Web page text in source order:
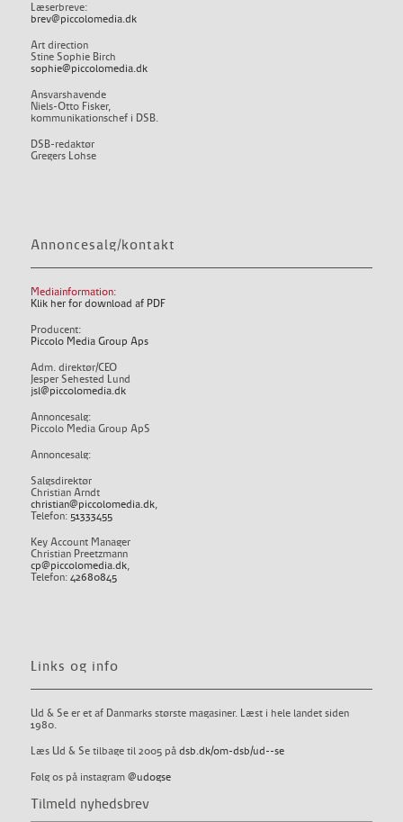
Læserbreve:
brev@piccolomedia.dk
Art direction
Stine Sophie Birch
sophie@piccolomedia.dk
Ansvarshavende
Niels-Otto Fisker,
kommunikationschef i DSB.
DSB-redaktør
Gregers Lohse
Annoncesalg/kontakt
Mediainformation:
Klik her for download af PDF
Producent:
Piccolo Media Group Aps
Adm. direktør/CEO
Jesper Sehested Lund
jsl@piccolomedia.dk
Annoncesalg:
Piccolo Media Group ApS
Annoncesalg:
Salgsdirektør
Christian Arndt
christian@piccolomedia.dk,
Telefon: 51333455
Key Account Manager
Christian Preetzmann
cp@piccolomedia.dk,
Telefon: 42680845
Links og info
Ud & Se er et af Danmarks største magasiner. Læst i hele landet siden
1980.
Læs Ud & Se tilbage til 2005 på dsb.dk/om-dsb/ud--se
Følg os på instagram @udogse
Tilmeld nyhedsbrev